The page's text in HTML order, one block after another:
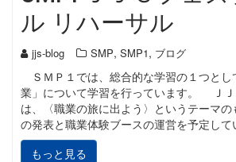
ル リハーサル
jjs-blog SMP, SMP1, ブログ
ＳＭＰ１では、総合的な学習の１つとし
業」について学習を行っています。 Ｊ
は、〈職業の旅に出よう〉というテーマの
の発表と職業体験ブースの運営を予定
もっと見る